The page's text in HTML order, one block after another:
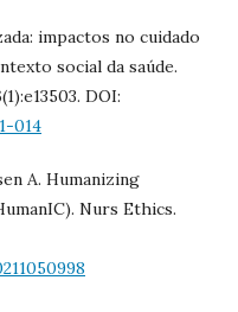
impactos no cuidado
social da saúde.
DOI:
014
A. Humanizing
Nurs Ethics.